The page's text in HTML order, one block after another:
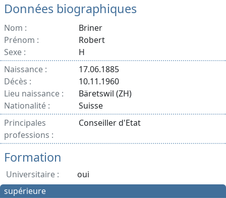
Données biographiques
Nom :
Briner
Prénom :
Robert
Sexe :
H
Naissance :
17.06.1885
Décès :
10.11.1960
Lieu naissance :
Bäretswil (ZH)
Nationalité :
Suisse
Principales
professions :
Conseiller d'Etat
Formation
Universitaire :
oui
supérieure